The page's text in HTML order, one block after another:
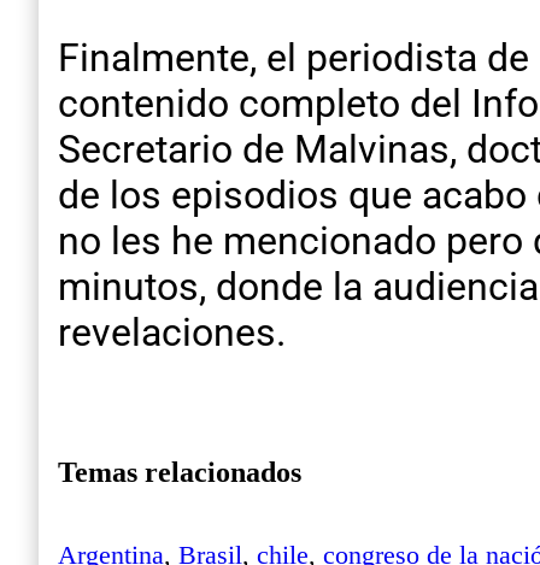
Finalmente, el periodista
contenido completo del
Secretario de Malvinas,
de los episodios que
no les he mencionado
minutos, donde la
revelaciones.
Temas relacionados
Argentina, Brasil, chile, congreso de la